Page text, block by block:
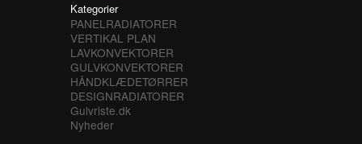
Kategorier
PANELRADIATORER
VERTIKAL PLAN
LAVKONVEKTORER
GULVKONVEKTORER
HÅNDKLÆDETØRRER
DESIGNRADIATORER
Gulvriste.dk
Nyheder